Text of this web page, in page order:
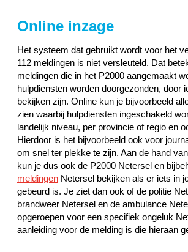
Online inzage
Het systeem dat gebruikt wordt voor het
112 meldingen is niet versleuteld. Dat
meldingen die in het P2000 aangemaakt
hulpdiensten worden doorgezonden, door
bekijken zijn. Online kun je bijvoorbeeld
zien waarbij hulpdiensten ingeschakeld
landelijk niveau, per provincie of regio en
Hierdoor is het bijvoorbeeld ook voor
om snel ter plekke te zijn. Aan de hand
kun je dus ook de P2000 Netersel en
meldingenNetersel bekijken als er iets in
gebeurd is. Je ziet dan ook of de politie
brandweer Netersel en de ambulance
opgeroepen voor een specifiek ongeluk
aanleiding voor de melding is die hieraan